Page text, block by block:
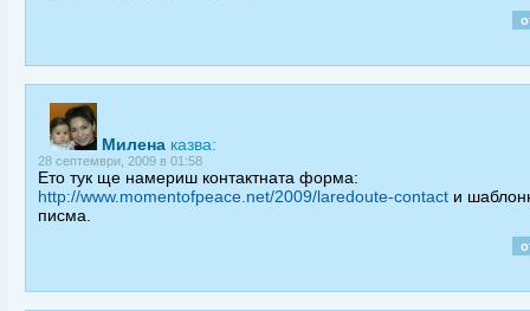
Милена казва:
28 септември, 2009 в 01:58
Ето тук ще намериш контактната форма:
http://www.momentofpeace.net/2009/laredoute-contact и
писма.